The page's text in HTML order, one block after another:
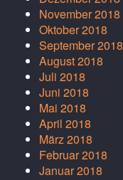
November 2018
Oktober 2018
September 2018
August 2018
Juli 2018
Juni 2018
Mai 2018
April 2018
März 2018
Februar 2018
Januar 2018